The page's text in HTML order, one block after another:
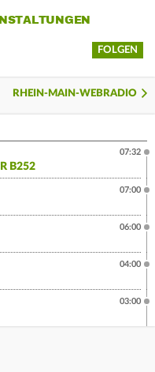
FOLGEN
RHEIN-MAIN-WEBRADIO
B252
07:32
07:00
06:00
04:00
03:00